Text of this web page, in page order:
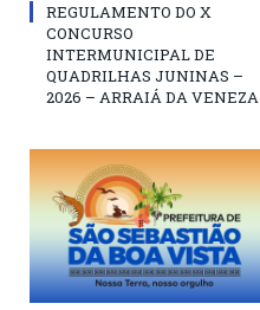
REGULAMENTO DO X
CONCURSO
INTERMUNICIPAL DE
QUADRILHAS JUNINAS –
2026 – ARRAIÁ DA VENEZA